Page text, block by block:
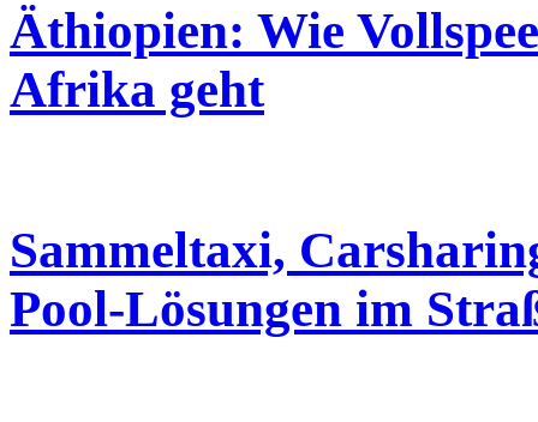
Äthiopien: Wie
Afrika geht
Sammeltaxi,
Pool-Lösungen im